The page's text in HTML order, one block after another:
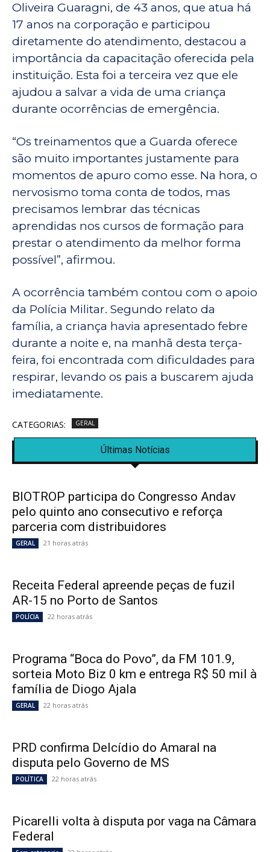
Oliveira Guaragni, de 43 anos, que atua há
17 anos na corporação e participou
diretamente do atendimento, destacou a
importância da capacitação oferecida pela
instituição. Esta foi a terceira vez que ele
ajudou a salvar a vida de uma criança
durante ocorrências de emergência.
“Os treinamentos que a Guarda oferece
são muito importantes justamente para
momentos de apuro como esse. Na hora, o
nervosismo toma conta de todos, mas
precisamos lembrar das técnicas
aprendidas nos cursos de formação para
prestar o atendimento da melhor forma
possível”, afirmou.
A ocorrência também contou com o apoio
da Polícia Militar. Segundo relato da
família, a criança havia apresentado febre
durante a noite e, na manhã desta terça-
feira, foi encontrada com dificuldades para
respirar, levando os pais a buscarem ajuda
imediatamente.
CATEGORIAS: GERAL
Últimas Notícias
BIOTROP participa do Congresso Andav
pelo quinto ano consecutivo e reforça
parceria com distribuidores
GERAL 21 horas atrás
Receita Federal apreende peças de fuzil
AR-15 no Porto de Santos
POLÍCIA 22 horas atrás
Programa “Boca do Povo”, da FM 101.9,
sorteia Moto Biz 0 km e entrega R$ 50 mil à
família de Diogo Ajala
GERAL 22 horas atrás
PRD confirma Delcídio do Amaral na
disputa pelo Governo de MS
POLÍTICA 22 horas atrás
Picarelli volta à disputa por vaga na Câmara
Federal